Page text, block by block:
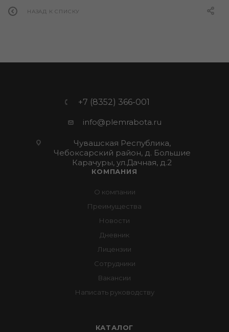
НАЗАД К СПИСКУ
+7 (8352) 366-001
info@plemrabota.ru
Чувашская Республика,
Чебоксарский район, д. Большие
Карачуры, ул.Дачная, д.2
КОМПАНИЯ
О компании
Преимущества
Новости
Дневник
Лицензии
Сотрудники
Вакансии
Написать руководству
КАТАЛОГ